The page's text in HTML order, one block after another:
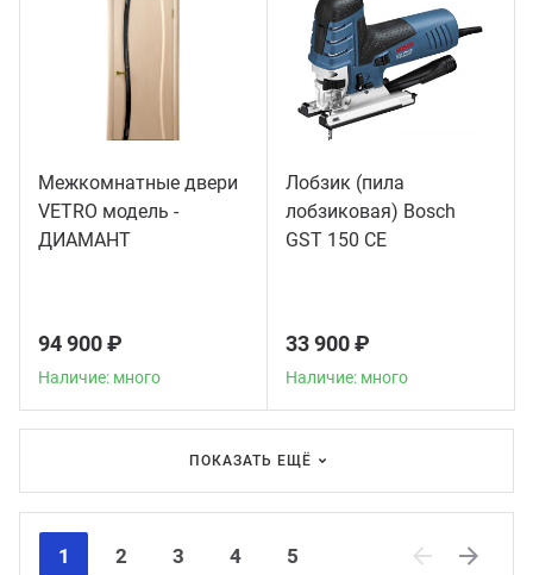
Межкомнатные двери
VETRO модель -
ДИАМАНТ
94 900 ₽
Наличие: много
Лобзик (пила
лобзиковая) Bosch
GST 150 CE
33 900 ₽
Наличие: много
ПОКАЗАТЬ ЕЩЁ
1 2 3 4
5